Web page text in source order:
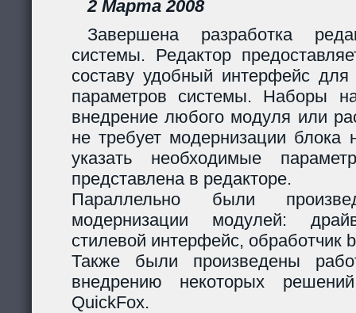
2 Марта 2008
Завершена разработка
системы. Редактор
составу удобный интерфейс для
параметров системы. Наборы
внедрение любого модуля или
не требует модернизации блока
указать необходимые
представлена в редакторе.
Параллельно были
модернизации модулей:
стилевой интерфейс, обработчик
Также были произведены
внедрению некоторых
QuickFox.